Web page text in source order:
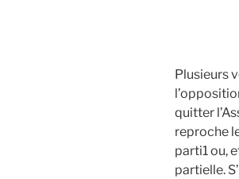
Plusieurs
quitter
reproche
parti1 ou,
partielle.